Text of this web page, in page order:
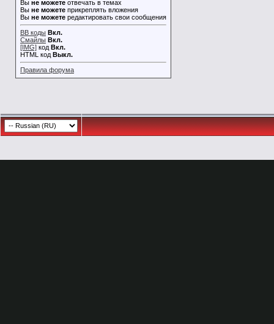
Вы не можете отвечать в темах
Вы не можете прикреплять вложения
Вы не можете редактировать свои сообщения
BB коды Вкл.
Смайлы Вкл.
[IMG] код Вкл.
HTML код Выкл.
Правила форума